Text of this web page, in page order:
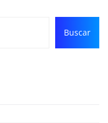
Buscar